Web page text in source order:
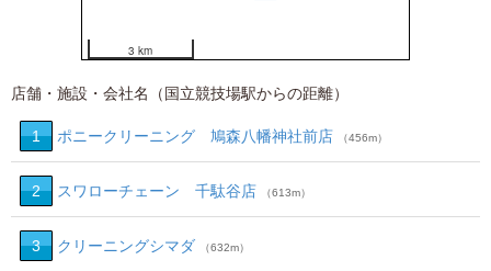
3 km
店舗・施設・会社名（国立競技場駅からの距離）
1 ポニークリーニング 鳩森八幡神社前店 （456m）
2 スワローチェーン 千駄谷店 （613m）
3 クリーニングシマダ （632m）